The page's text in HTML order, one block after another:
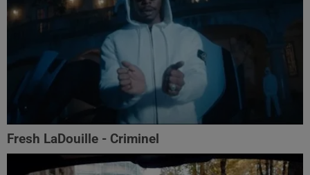
Fresh LaDouille - Criminel